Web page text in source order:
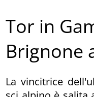
Tor in
Brignone
La vincitrice